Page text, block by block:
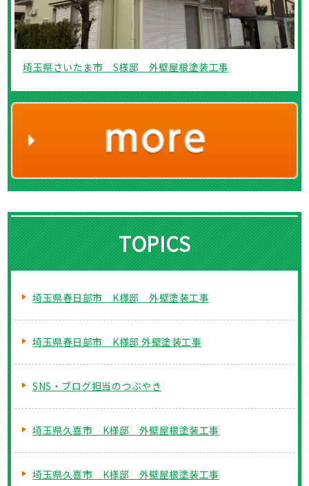
埼玉県さいたま市 S様邸 外壁屋根塗装工事
TOPICS
埼玉県春日部市 K様邸 外壁塗装工事
埼玉県春日部市 K様邸 外壁塗装工事
SNS・ブログ担当のつぶやき
埼玉県久喜市 K様邸 外壁屋根塗装工事
埼玉県久喜市 K様邸 外壁屋根塗装工事